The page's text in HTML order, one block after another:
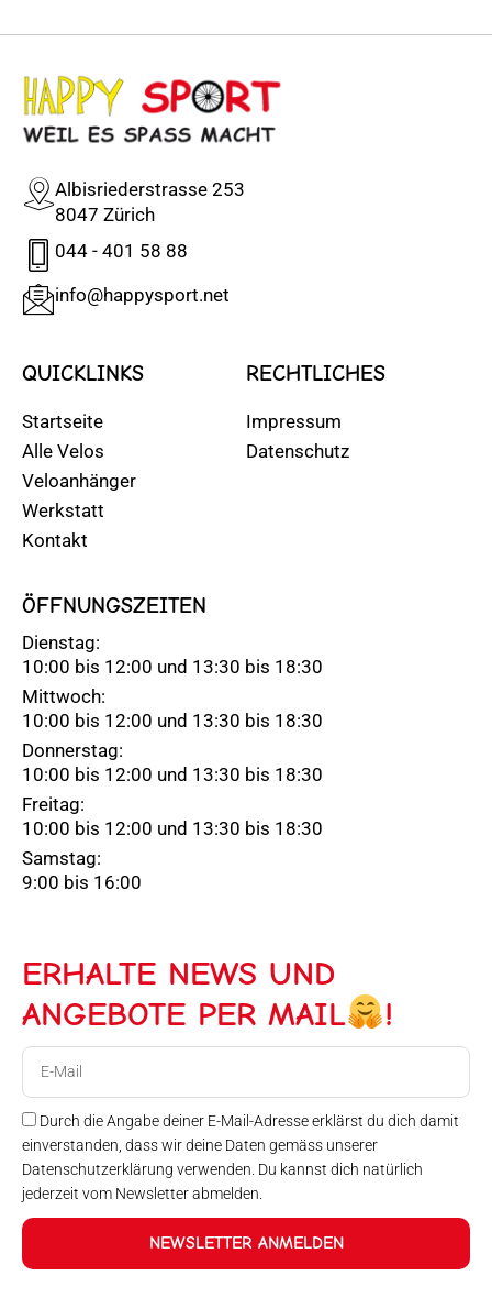
Albisriederstrasse 253
8047 Zürich
044 - 401 58 88
info@happysport.net
QUICKLINKS
Startseite
Alle Velos
Veloanhänger
Werkstatt
Kontakt
RECHTLICHES
Impressum
Datenschutz
ÖFFNUNGSZEITEN
Dienstag:
10:00 bis 12:00 und 13:30 bis 18:30
Mittwoch:
10:00 bis 12:00 und 13:30 bis 18:30
Donnerstag:
10:00 bis 12:00 und 13:30 bis 18:30
Freitag:
10:00 bis 12:00 und 13:30 bis 18:30
Samstag:
9:00 bis 16:00
ERHALTE NEWS UND
ANGEBOTE PER MAIL
!
Durch die Angabe deiner E-Mail-Adresse erklärst du dich damit
einverstanden, dass wir deine Daten gemäss unserer
Datenschutzerklärung verwenden. Du kannst dich natürlich
jederzeit vom Newsletter abmelden.
NEWSLETTER ANMELDEN